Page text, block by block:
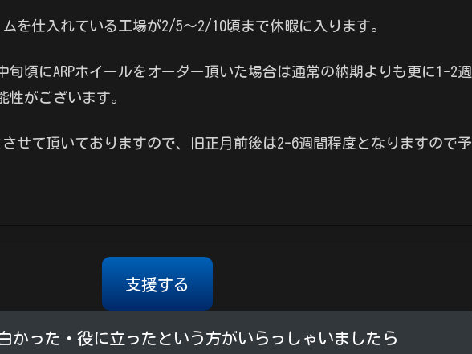
ムを仕入れている工場が2/5〜2/10頃まで休暇に入ります。
旬頃にARPホイールをオーダー頂いた場合は通常の納期よりも更に1-2週
性がございます。
せて頂いておりますので、旧正月前後は2-6週間程度となりますので予
支援する
かった・役に立ったという方がいらっしゃいましたら